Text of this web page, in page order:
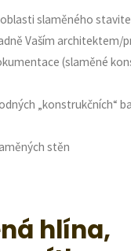
slaměného
Vaším architektem/
(slaměné
„konstrukčních“
stěn
hlína,